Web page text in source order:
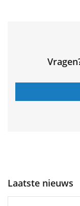
Laatste nieuws